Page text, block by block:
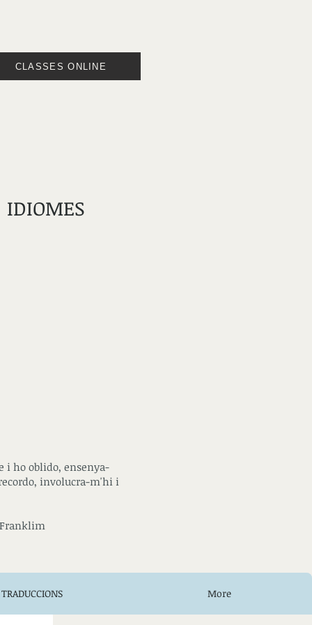
IDIOMES
CLASSES ONLINE
i ho oblido, ensenya-
involucra-m'hi i
TRADUCCIONS More